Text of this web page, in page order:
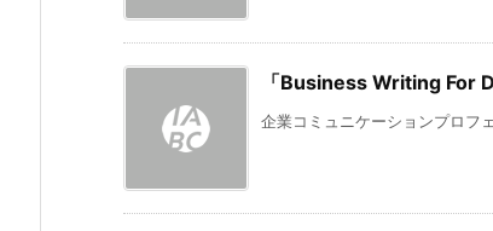
「Business Writing For
企業コミュニケーションプロフ